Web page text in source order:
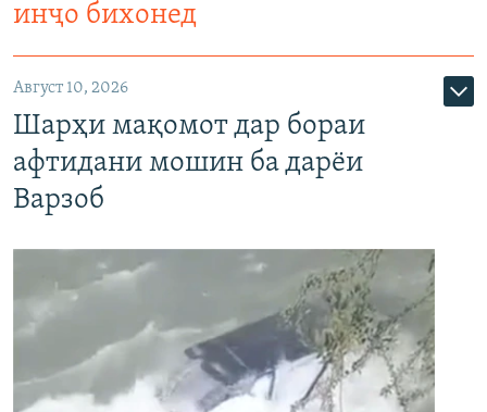
инҷо бихонед
Август 10, 2026
Шарҳи мақомот дар бораи
афтидани мошин ба дарёи
Варзоб